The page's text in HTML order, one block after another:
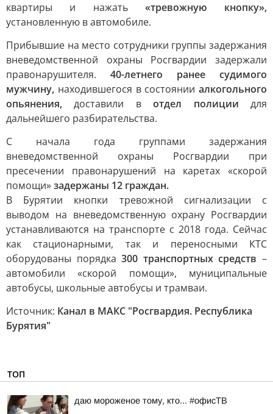
квартиры и нажать «тревожную кнопку»,
установленную в автомобиле.
Прибывшие на место сотрудники группы задержания
вневедомственной охраны Росгвардии задержали
правонарушителя. 40-летнего ранее судимого
мужчину, находившегося в состоянии алкогольного
опьянения, доставили вотдел полициидля
дальнейшего разбирательства.
С начала года группами задержания
вневедомственной охраны Росгвардии при
пресечении правонарушений на каретах «скорой
помощи»задержаны 12 граждан.
В Бурятии кнопки тревожной сигнализации с
выводом на вневедомственную охрану Росгвардии
устанавливаются на транспорте с 2018 года. Сейчас
как стационарными, так и переносными КТС
оборудованы порядка300 транспортных средств –
автомобили «скорой помощи», муниципальные
автобусы, школьные автобусы и трамваи.
Источник: Канал в МАКС "Росгвардия. Республика
Бурятия"
ТОП
даю мороженое тому, кто... #офисТВ